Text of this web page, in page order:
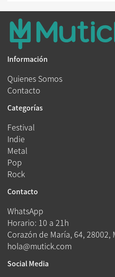
Información
Quienes Somos
Contacto
Categorías
Festival
Indie
Metal
Pop
Rock
Contacto
WhatsApp
Horario: 10 a 21h
Corazón de María, 64, 28002,
hola@mutick.com
Social Media